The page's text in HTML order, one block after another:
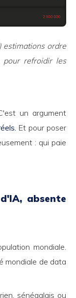
estimations ordre
pour refroidir les
un argument
Et pour poser
: qui paie
absente
mondiale.
mondiale de data
sénégalais ou